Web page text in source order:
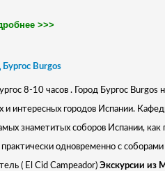
>>>
Burgos
8-10 часов . Город Бургос
и интересных городов Испании.
знаметитых соборов Испании,
одновременно с
( El Cid Campeador) Экскурсии из